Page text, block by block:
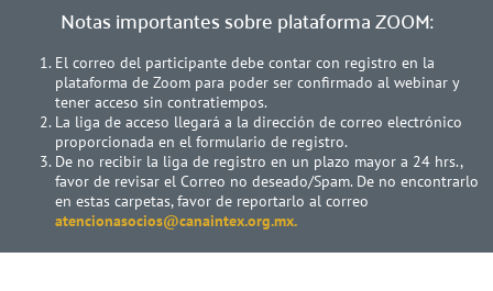
Notas importantes sobre plataforma ZOOM:
El correo del participante debe contar con registro en la
plataforma de Zoom para poder ser confirmado al webinar y
tener acceso sin contratiempos.
La liga de acceso llegará a la dirección de correo electrónico
proporcionada en el formulario de registro.
De no recibir la liga de registro en un plazo mayor a 24 hrs.,
favor de revisar el Correo no deseado/Spam. De no encontrarlo
en estas carpetas, favor de reportarlo al correo
atencionasocios@canaintex.org.mx.